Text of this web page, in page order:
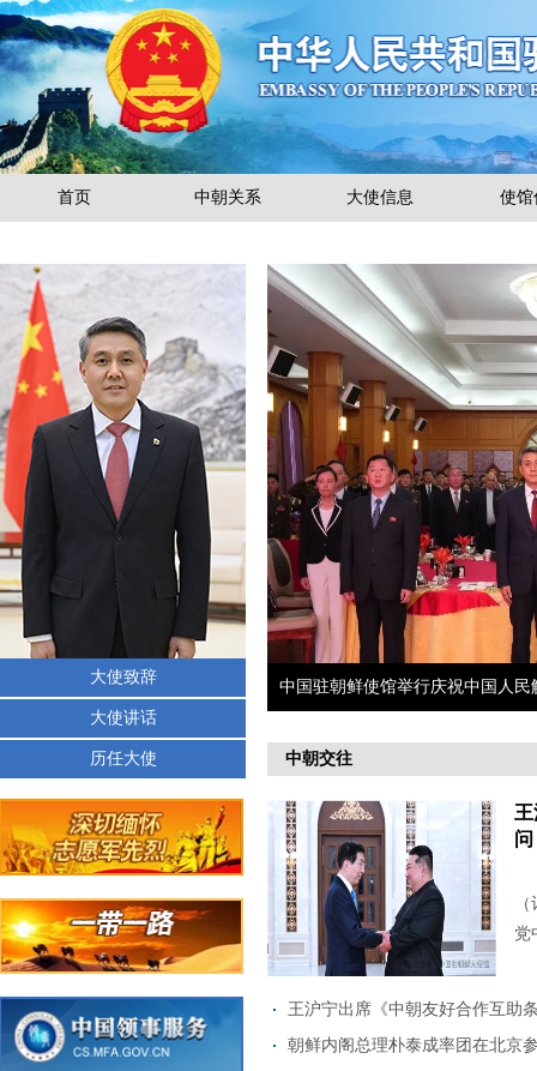
首页 中朝关系 大使信息 使馆
大使致辞
大使讲话
历任大使
中国驻朝鲜使馆举行庆祝中国人民
中朝交往
问
党
王沪宁出席《中朝友好合作互助
朝鲜内阁总理朴泰成率团在北京